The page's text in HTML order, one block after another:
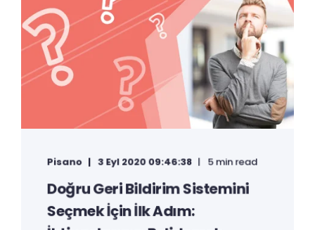
Pisano 3 Eyl 2020 09:46:38 5 min read
Doğru Geri Bildirim Sistemini
Seçmek İçin İlk Adım: